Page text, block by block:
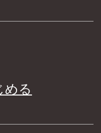
める